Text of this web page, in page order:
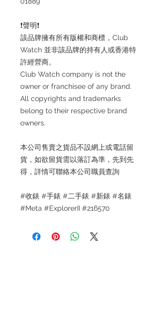
❗️聲明❗️
該品牌擁有所有版權和商標，Club
Watch 並非該品牌的持有人或香港特
許經營商。
Club Watch company is not the
owner or franchisee of any brand.
All copyrights and trademarks
belong to their respective brand
owners.
本公司售賣之貨品不設網上或電話留
貨，如欲留貨需以落訂為準，先到先
得，詳情可聯絡本公司職員查詢
#收錶 #手錶 #二手錶 #新錶 #名錶
#Meta #ExplorerII #216570